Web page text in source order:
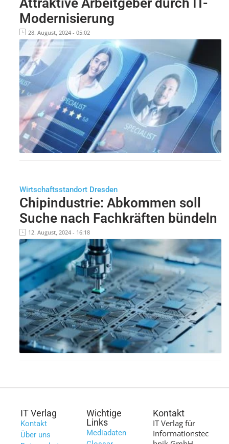
Modernisierung
28. August, 2024 - 05:02
Wirtschaftsstandort Dresden
Chipindustrie: Abkommen soll
Suche nach Fachkräften bündeln
12. August, 2024 - 16:18
IT Verlag
Kontakt
Über uns
Wichtige
Links
Mediadaten
Kontakt
IT Verlag für
Informationstec